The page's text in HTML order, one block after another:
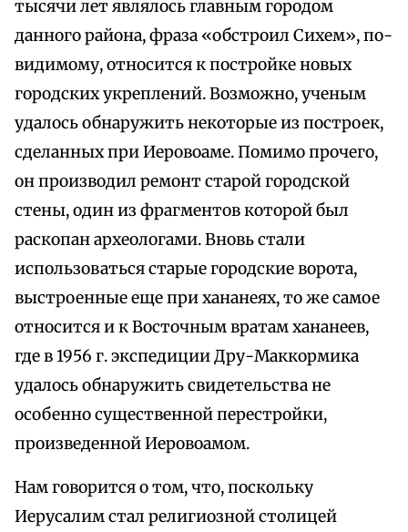
тысячи лет являлось главным городом
данного района, фраза «обстроил Сихем», по-
видимому, относится к постройке новых
городских укреплений. Возможно, ученым
удалось обнаружить некоторые из построек,
сделанных при Иеровоаме. Помимо прочего,
он производил ремонт старой городской
стены, один из фрагментов которой был
раскопан археологами. Вновь стали
использоваться старые городские ворота,
выстроенные еще при хананеях, то же самое
относится и к Восточным вратам хананеев,
где в 1956 г. экспедиции Дру-Маккормика
удалось обнаружить свидетельства не
особенно существенной перестройки,
произведенной Иеровоамом.
Нам говорится о том, что, поскольку
Иерусалим стал религиозной столицей